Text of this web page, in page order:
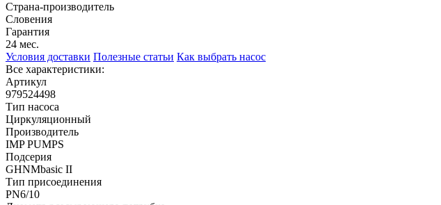
Страна-производитель
Словения
Гарантия
24 мес.
Условия доставки Полезные статьи Как выбрать насос
Все характеристики:
Артикул
979524498
Тип насоса
Циркуляционный
Производитель
IMP PUMPS
Подсерия
GHNMbasic II
Тип присоединения
PN6/10